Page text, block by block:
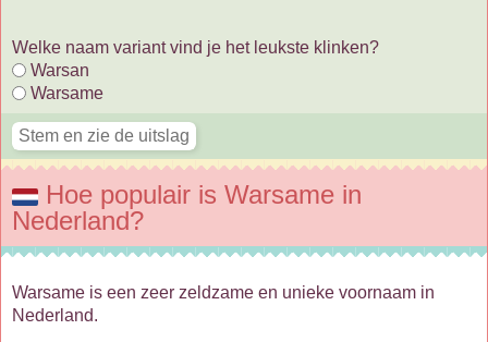
Welke naam variant vind je het leukste klinken?
Warsan
Warsame
Hoe populair is Warsame in
Nederland?
Warsame is een zeer zeldzame en unieke voornaam in
Nederland.